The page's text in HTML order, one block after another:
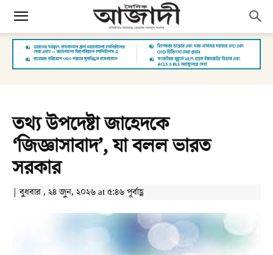
তথ্য উপদেষ্টা জাহেদকে
‘জিজ্ঞাসাবাদ’, যা বলল ভারত
সরকার
| বুধবার , ২৪ জুন, ২০২৬ at ৫:৪৬ পূর্বাহ্ণ